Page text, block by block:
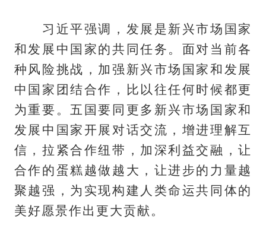
习近平强调，发展是新兴市场国家
和发展中国家的共同任务。面对当前各
种风险挑战，加强新兴市场国家和发展
中国家团结合作，比以往任何时候都更
为重要。五国要同更多新兴市场国家和
发展中国家开展对话交流，增进理解互
信，拉紧合作纽带，加深利益交融，让
合作的蛋糕越做越大，让进步的力量越
聚越强，为实现构建人类命运共同体的
美好愿景作出更大贡献。